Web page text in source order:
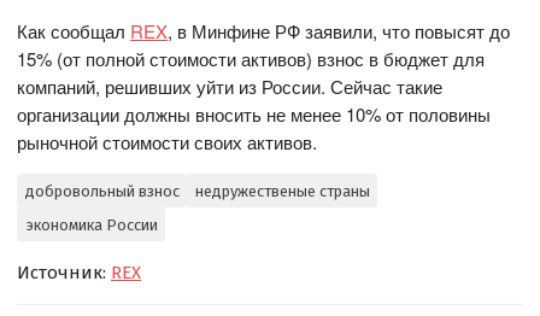
Как сообщал REX, в Минфине РФ заявили, что повысят до
15% (от полной стоимости активов) взнос в бюджет для
компаний, решивших уйти из России. Сейчас такие
организации должны вносить не менее 10% от половины
рыночной стоимости своих активов.
добровольный взнос
недружественые страны
экономика России
Источник: REX